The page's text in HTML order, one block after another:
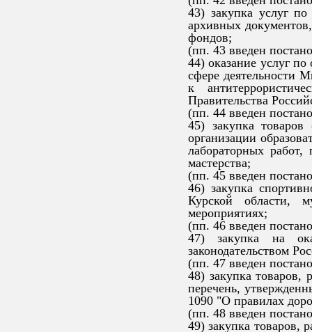
43) закупка услуг
архивных
фондов;
(пп. 43 введен
44) оказание услуг
сфере деятельности
к
Правительства
(пп. 44 введен
45) закупка
организации
лабораторных работ,
мастерства;
(пп. 45 введен
46) закупка
Курской области,
мероприятиях;
(пп. 46 введен
47) закупка на
законодательством
(пп. 47 введен
48) закупка товаров,
перечень,
1090 "О правилах
(пп. 48 введен
49) закупка товаров,